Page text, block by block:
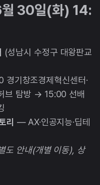
30일(화) 14:
(성남시 수정구 대왕판교
기창조경제혁신센터·
브 탐방 → 15:00 선배
리 — AX·인공지능·딥테
도 안내(개별 이동), 상